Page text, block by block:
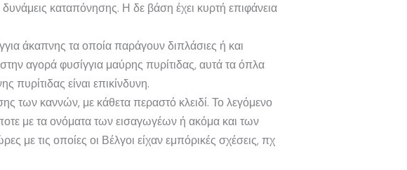
καταπόνησης. Η δε βάση έχει κυρτή επιφάνεια
άκαπνης τα οποία παράγουν διπλάσιες ή και
αγορά φυσίγγια μαύρης πυρίτιδας, αυτά τα όπλα
είναι επικίνδυνη.
των καννών, με κάθετα περαστό κλειδί. Το λεγόμενο
με τα ονόματα των εισαγωγέων ή ακόμα και των
με τις οποίες οι Βέλγοι είχαν εμπόρικές σχέσεις, πχ